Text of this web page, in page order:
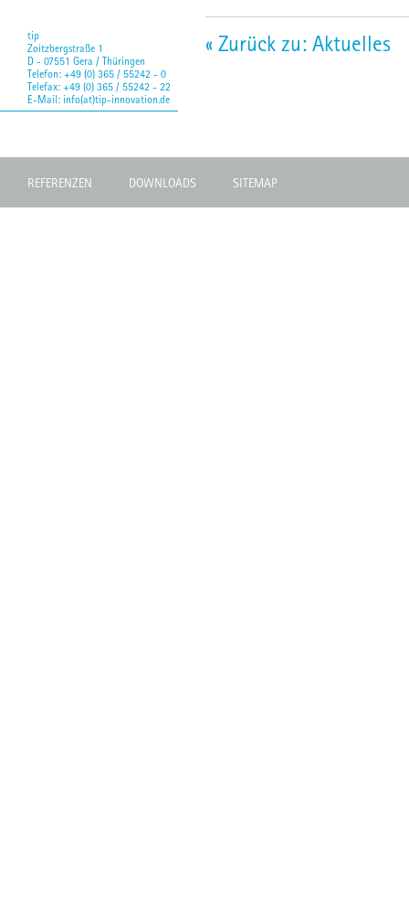
tip
Zoitzbergstraße 1
D - 07551 Gera / Thüringen
Telefon: +49 (0) 365 / 55242 - 0
Telefax: +49 (0) 365 / 55242 - 22
E-Mail: info(at)tip-innovation.de
« Zurück zu: Aktuelles
REFERENZEN DOWNLOADS SITEMAP